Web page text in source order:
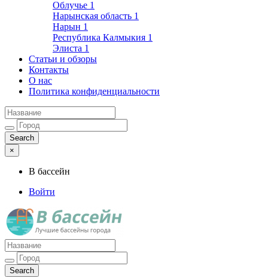
Облучье 1
Нарынская область 1
Нарын 1
Республика Калмыкия 1
Элиста 1
Статьи и обзоры
Контакты
О нас
Политика конфиденциальности
×
В бассейн
Войти
Лучшие бассейны города